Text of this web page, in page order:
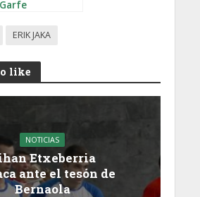
ERIK JAKA
like
NOTICIAS
Etxeberria
ante el tesón de
Bernaola